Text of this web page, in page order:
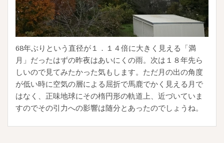
68年ぶりという直径が１．１４倍に大きく見える「満
月」だったはずの昨夜はあいにくの雨。次は１８年先ら
しいので見てみたかった気もします。ただ月の出の角度
が低い時に空気の層による屈折で馬鹿でかく見える月で
はなく、正味地球にその楕円形の軌道上、近づいていま
すのでその引力への影響は随分とあったのでしょうね。